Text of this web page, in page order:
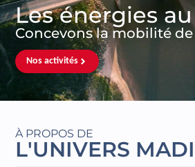
Les énergies
Concevons la mobilité
Nos activités
À PROPOS DE
L'UNIVERS